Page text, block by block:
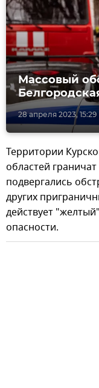
28 апреля 2023, 15:29
Массовый
Территории
областей
подвергались
других
действует
опасности.